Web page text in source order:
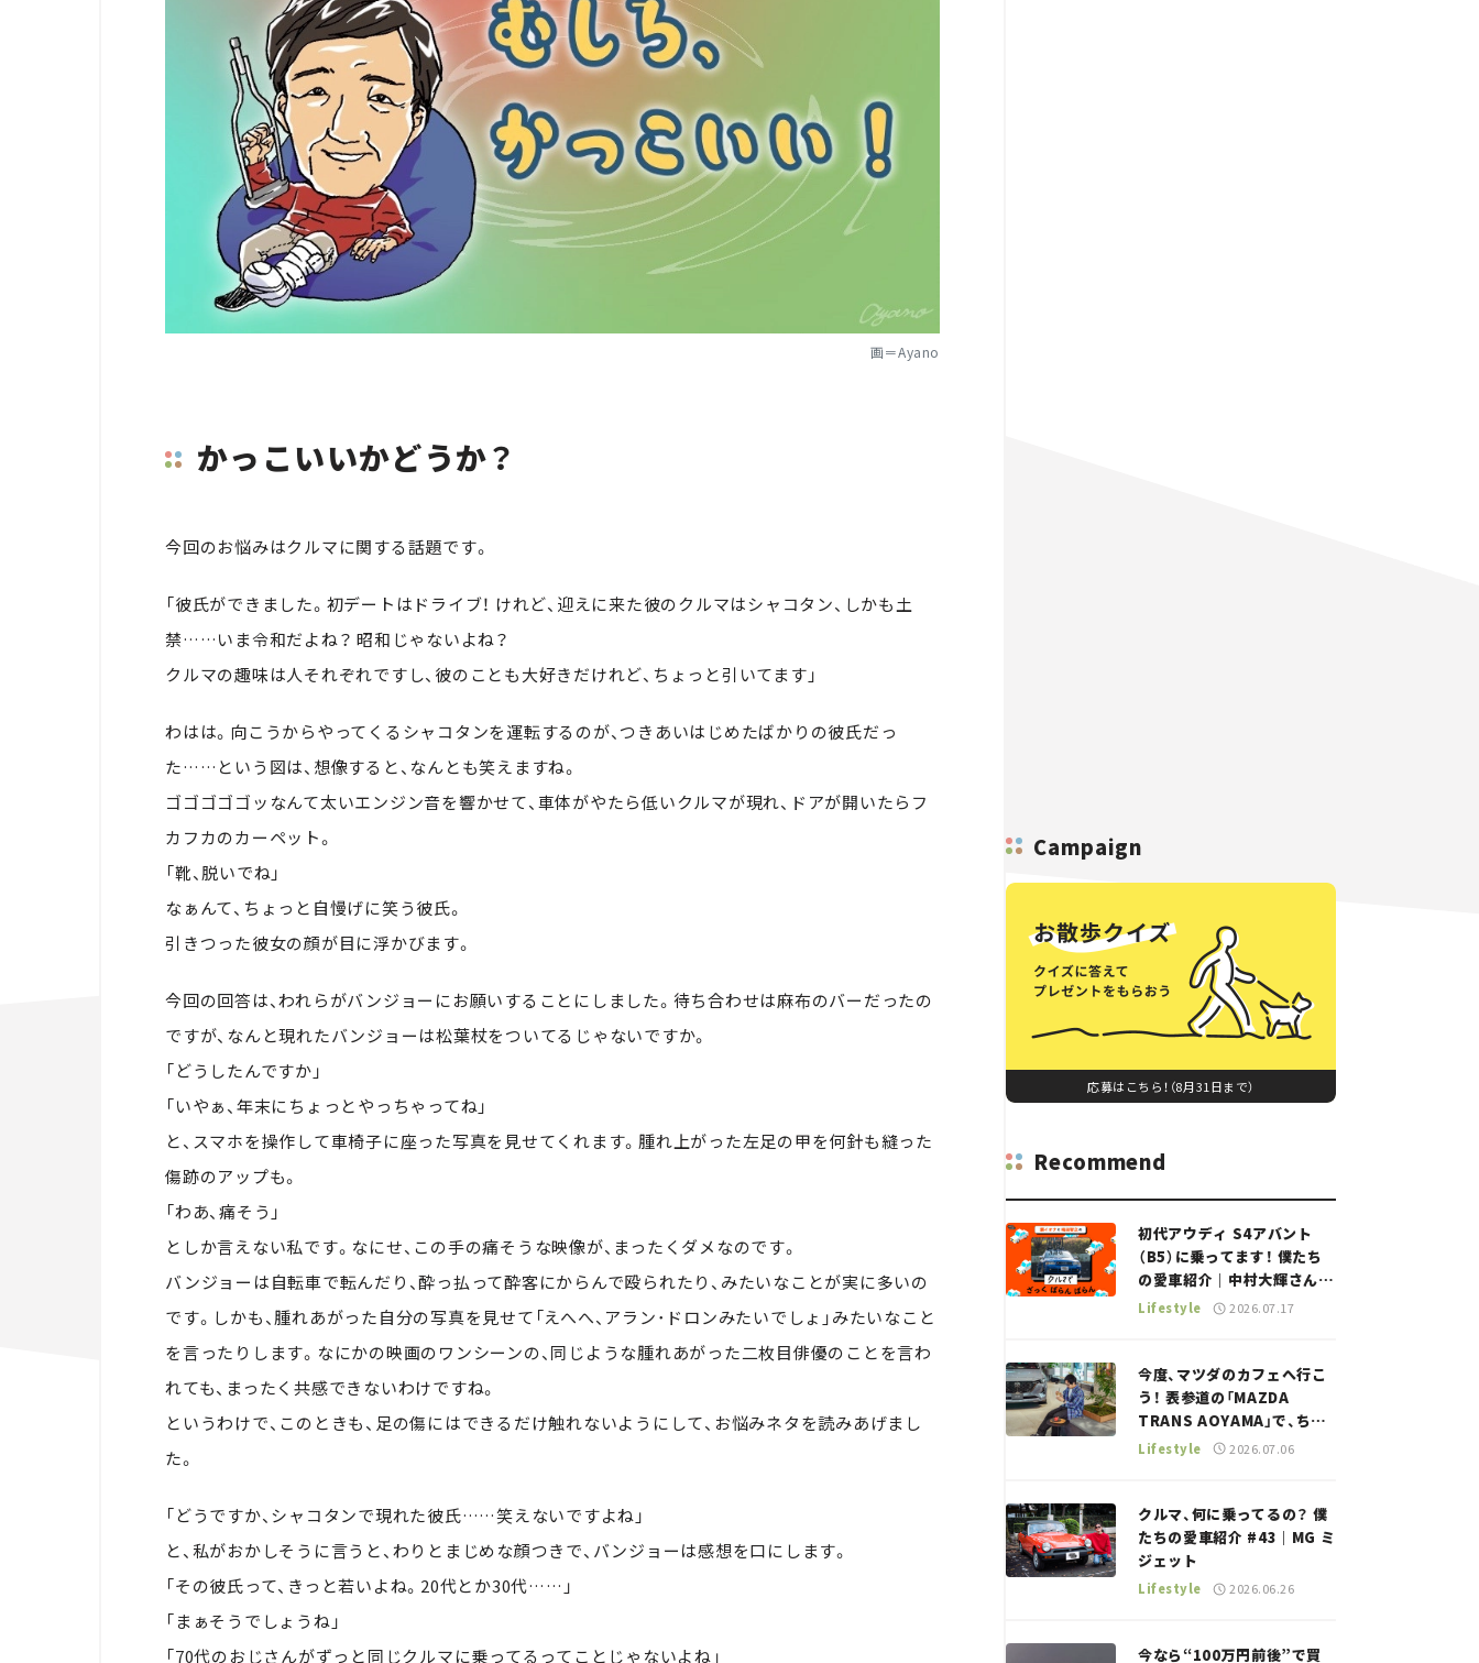
画＝Ayano
かっこいいかどうか？
今回のお悩みはクルマに関する話題です。
「彼氏ができました。初デートはドライブ！ けれど、迎えに来た彼のクルマはシャコタン、しかも土
禁……いま令和だよね？ 昭和じゃないよね？
クルマの趣味は人それぞれですし、彼のことも大好きだけれど、ちょっと引いてます」
わはは。向こうからやってくるシャコタンを運転するのが、つきあいはじめたばかりの彼氏だっ
た……という図は、想像すると、なんとも笑えますね。
ゴゴゴゴゴッなんて太いエンジン音を響かせて、車体がやたら低いクルマが現れ、ドアが開いたらフ
カフカのカーペット。
「靴、脱いでね」
なぁんて、ちょっと自慢げに笑う彼氏。
引きつった彼女の顔が目に浮かびます。
今回の回答は、われらがバンジョーにお願いすることにしました。待ち合わせは麻布のバーだったの
ですが、なんと現れたバンジョーは松葉杖をついてるじゃないですか。
「どうしたんですか」
「いやぁ、年末にちょっとやっちゃってね」
と、スマホを操作して車椅子に座った写真を見せてくれます。腫れ上がった左足の甲を何針も縫った
傷跡のアップも。
「わあ、痛そう」
としか言えない私です。なにせ、この手の痛そうな映像が、まったくダメなのです。
バンジョーは自転車で転んだり、酔っ払って酔客にからんで殴られたり、みたいなことが実に多いの
です。しかも、腫れあがった自分の写真を見せて「えへへ、アラン･ドロンみたいでしょ」みたいなこと
を言ったりします。なにかの映画のワンシーンの、同じような腫れあがった二枚目俳優のことを言わ
れても、まったく共感できないわけですね。
というわけで、このときも、足の傷にはできるだけ触れないようにして、お悩みネタを読みあげまし
た。
「どうですか、シャコタンで現れた彼氏……笑えないですよね」
と、私がおかしそうに言うと、わりとまじめな顔つきで、バンジョーは感想を口にします。
「その彼氏って、きっと若いよね。20代とか30代……」
「まぁそうでしょうね」
「70代のおじさんがずっと同じクルマに乗ってるってことじゃないよね」
Campaign
応募はこちら！（8月31日まで）
Recommend
初代アウディ S4アバント
（B5）に乗ってます！ 僕たち
の愛車紹介｜中村大輝さん
——瀬イオナと嶋田智之の
Lifestyle 2026.07.17
今度、マツダのカフェへ行こ
う！ 表参道の「MAZDA
TRANS AOYAMA」で、ちょ
っとひと息。——連載｜CCG
Lifestyle 2026.07.06
クルマ、何に乗ってるの？ 僕
たちの愛車紹介 #43｜MG ミ
ジェット
Lifestyle 2026.06.26
今なら“100万円前後”で買